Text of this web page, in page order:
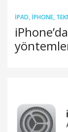
IPAD, IPHONE,